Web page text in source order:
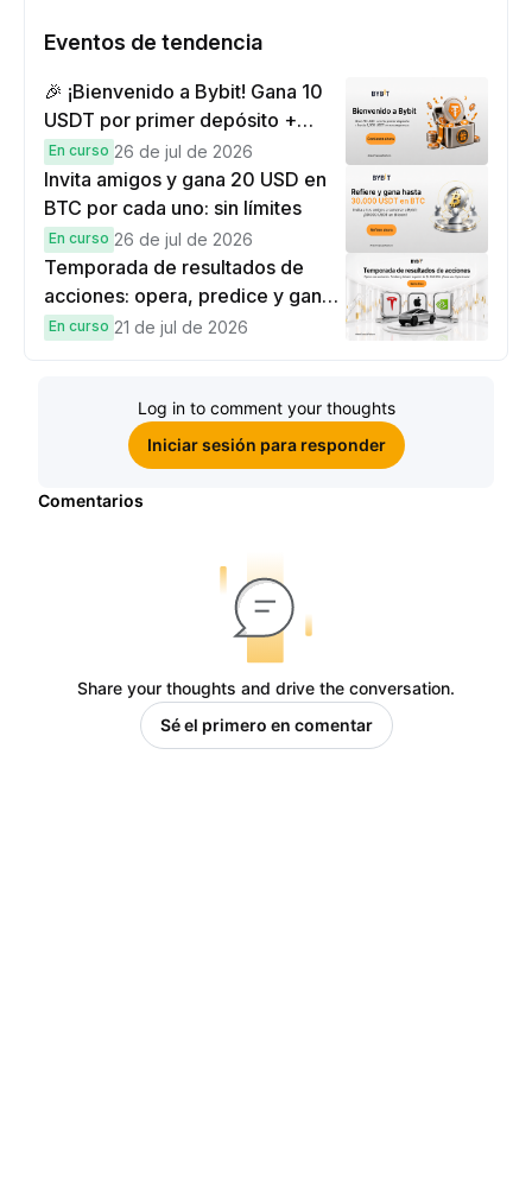
Eventos de tendencia
🎉 ¡Bienvenido a Bybit! Gana 10
USDT por primer depósito +
hasta 9,999 USDT en
recompensas
En curso 26 de jul de 2026
Invita amigos y gana 20 USD en
BTC por cada uno: sin límites
En curso 26 de jul de 2026
Temporada de resultados de
acciones: opera, predice y gana
una Cybertruck.
En curso 21 de jul de 2026
Log in to comment your thoughts
Iniciar sesión para responder
Comentarios
Share your thoughts and drive the conversation.
Sé el primero en comentar